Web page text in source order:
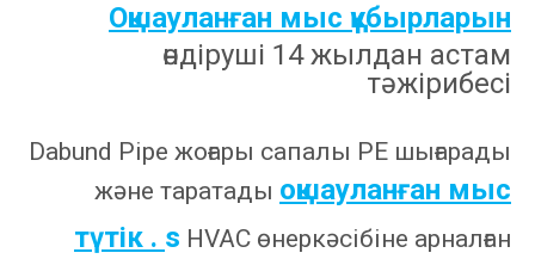
Оқшауланған мыс құбырларын
өндіруші 14 жылдан астам
тәжірибесі
Dabund Pipe жоғары сапалы PE шығарады
және таратады оқшауланған мыс
түтік . s HVAC өнеркәсібіне арналған